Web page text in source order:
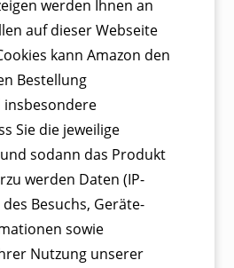
werden Ihnen an
auf dieser Webseite
kann Amazon den
Bestellung
Sie die jeweilige
sodann das Produkt
werden Daten (IP-
Besuchs, Geräte-
sowie
Nutzung unserer